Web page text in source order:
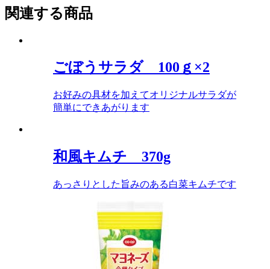
関連する商品
ごぼうサラダ 100ｇ×2
お好みの具材を加えてオリジナルサラダが
簡単にできあがります
和風キムチ 370g
あっさりとした旨みのある白菜キムチです